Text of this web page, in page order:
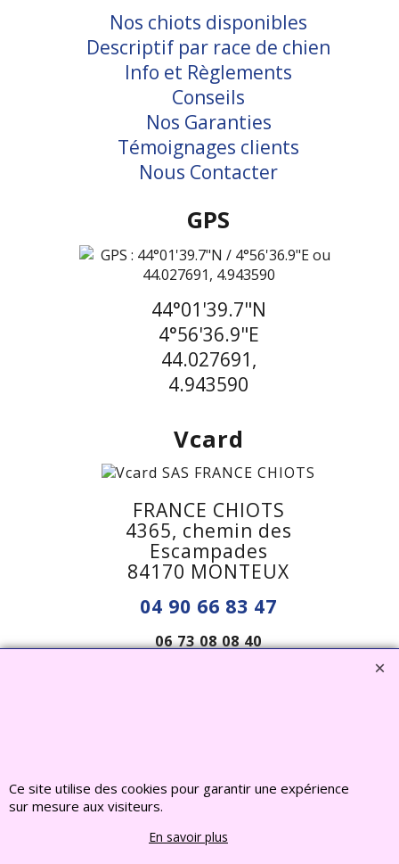
Nos chiots disponibles
Descriptif par race de chien
Info et Règlements
Conseils
Nos Garanties
Témoignages clients
Nous Contacter
GPS
44°01'39.7"N
4°56'36.9"E
44.027691,
4.943590
Vcard
FRANCE CHIOTS
4365, chemin des
Escampades
84170 MONTEUX
04 90 66 83 47
06 73 08 08 40
Statue, Fontaine, Bassin -CLIQUEZ ICI
www.deco-jardin-zen.com
Ce site utilise des cookies pour garantir une expérience
sur mesure aux visiteurs.
En savoir plus